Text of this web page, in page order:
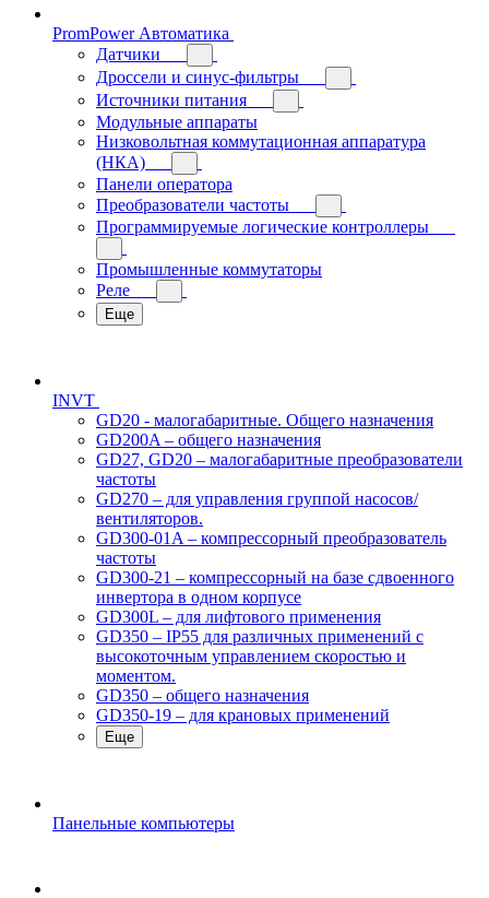
PromPower Автоматика
Датчики
Дроссели и синус-фильтры
Источники питания
Модульные аппараты
Низковольтная коммутационная аппаратура
(НКА)
Панели оператора
Преобразователи частоты
Программируемые логические контроллеры
Промышленные коммутаторы
Реле
Еще
INVT
GD20 - малогабаритные. Общего назначения
GD200A – общего назначения
GD27, GD20 – малогабаритные преобразователи
частоты
GD270 – для управления группой насосов/
вентиляторов.
GD300-01A – компрессорный преобразователь
частоты
GD300-21 – компрессорный на базе сдвоенного
инвертора в одном корпусе
GD300L – для лифтового применения
GD350 – IP55 для различных применений с
высокоточным управлением скоростью и
моментом.
GD350 – общего назначения
GD350-19 – для крановых применений
Еще
Панельные компьютеры